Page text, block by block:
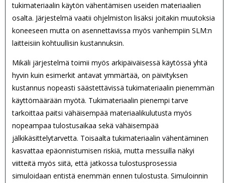
tukimateriaalin käytön vähentämisen useiden materiaalien
osalta. Järjestelmä vaatii ohjelmiston lisäksi joitakin muutoksia
koneeseen mutta on asennettavissa myös vanhempiin SLM:n
laitteisiin kohtuullisin kustannuksin.
Mikäli järjestelmä toimii myös arkipäiväisessä käytössä yhtä
hyvin kuin esimerkit antavat ymmärtää, on päivityksen
kustannus nopeasti säästettävissä tukimateriaalin pienemmän
käyttömäärään myötä. Tukimateriaalin pienempi tarve
tarkoittaa paitsi vähäisempää materiaalikulutusta myös
nopeampaa tulostusaikaa sekä vähäisempää
jälkikäsittelytarvetta. Toisaalta tukimateriaalin vähentäminen
kasvattaa epäonnistumisen riskiä, mutta messuilla näkyi
viitteitä myös siitä, että jatkossa tulostusprosessia
simuloidaan entistä enemmän ennen tulostusta. Simuloinnin